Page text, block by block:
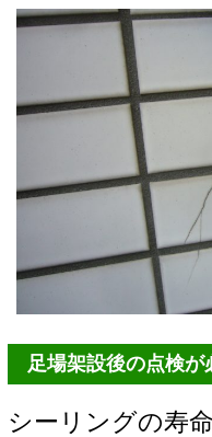
足場架設後の点検が
シーリングの寿